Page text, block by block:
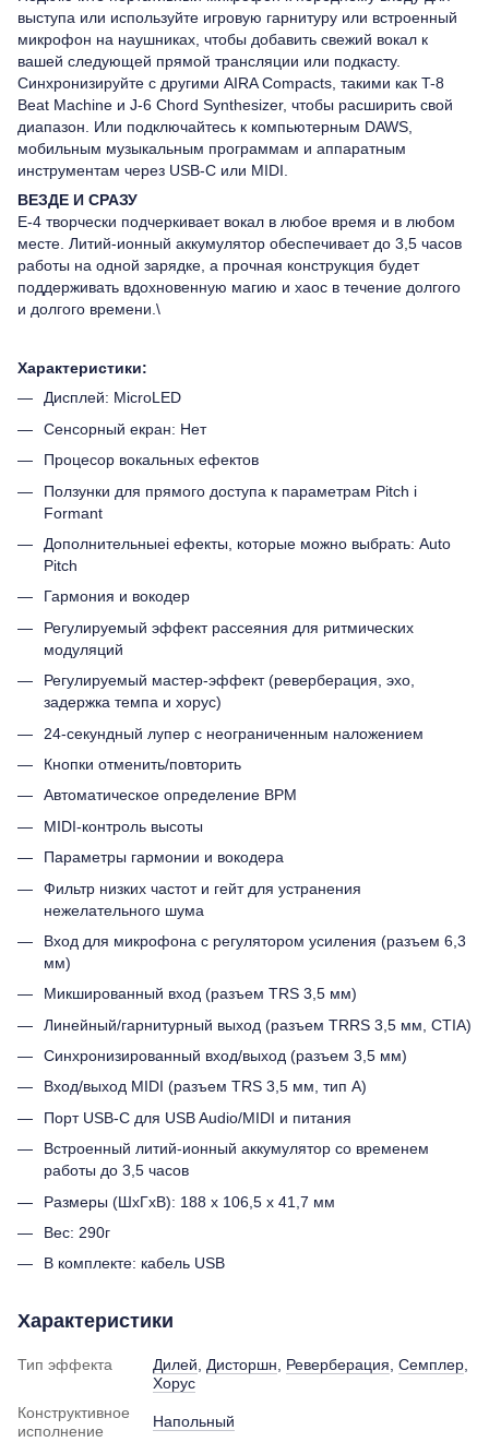
выступа или используйте игровую гарнитуру или встроенный
микрофон на наушниках, чтобы добавить свежий вокал к
вашей следующей прямой трансляции или подкасту.
Синхронизируйте с другими AIRA Compacts, такими как T-8
Beat Machine и J-6 Chord Synthesizer, чтобы расширить свой
диапазон. Или подключайтесь к компьютерным DAWS,
мобильным музыкальным программам и аппаратным
инструментам через USB-C или MIDI.
ВЕЗДЕ И СРАЗУ
E-4 творчески подчеркивает вокал в любое время и в любом
месте. Литий-ионный аккумулятор обеспечивает до 3,5 часов
работы на одной зарядке, а прочная конструкция будет
поддерживать вдохновенную магию и хаос в течение долгого
и долгого времени.\
Характеристики:
Дисплей: MicroLED
Сенсорный екран: Нет
Процесор вокальных ефектов
Ползунки для прямого доступа к параметрам Pitch і
Formant
Дополнительныеі ефекты, которые можно выбрать: Auto
Pitch
Гармония и вокодер
Регулируемый эффект рассеяния для ритмических
модуляций
Регулируемый мастер-эффект (реверберация, эхо,
задержка темпа и хорус)
24-секундный лупер с неограниченным наложением
Кнопки отменить/повторить
Автоматическое определение BPM
MIDI-контроль высоты
Параметры гармонии и вокодера
Фильтр низких частот и гейт для устранения
нежелательного шума
Вход для микрофона с регулятором усиления (разъем 6,3
мм)
Микшированный вход (разъем TRS 3,5 мм)
Линейный/гарнитурный выход (разъем TRRS 3,5 мм, CTIA)
Синхронизированный вход/выход (разъем 3,5 мм)
Вход/выход MIDI (разъем TRS 3,5 мм, тип A)
Порт USB-C для USB Audio/MIDI и питания
Встроенный литий-ионный аккумулятор со временем
работы до 3,5 часов
Размеры (ШxГxВ): 188 x 106,5 x 41,7 мм
Вес: 290г
В комплекте: кабель USB
Характеристики
Тип эффекта Дилей, Дисторшн, Реверберация, Семплер,
Хорус
Конструктивное
исполнение
Напольный